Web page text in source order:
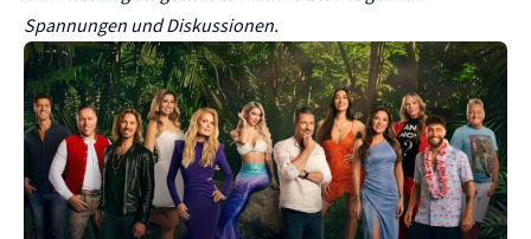
Spannungen und Diskussionen.